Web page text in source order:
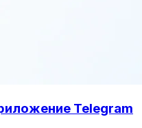
Telegram